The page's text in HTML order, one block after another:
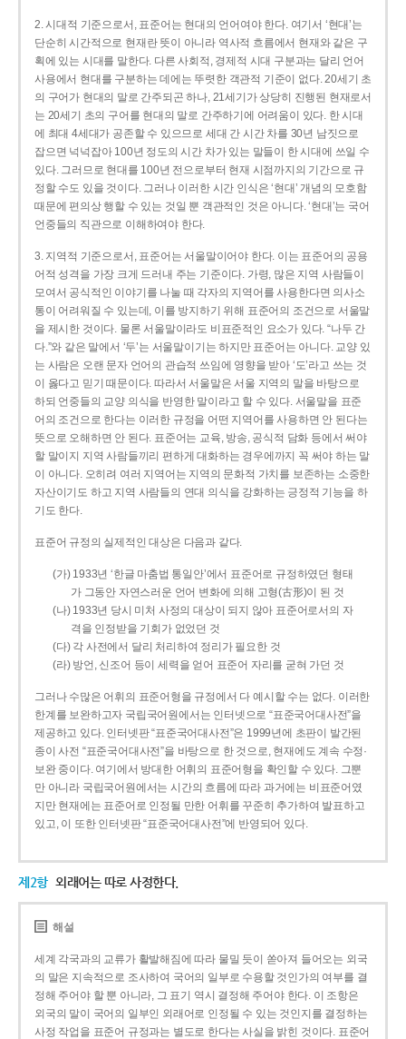
2. 시대적 기준으로서, 표준어는 현대의 언어여야 한다. 여기서 ‘현대’는
단순히 시간적으로 현재란 뜻이 아니라 역사적 흐름에서 현재와 같은 구
획에 있는 시대를 말한다. 다른 사회적, 경제적 시대 구분과는 달리 언어
사용에서 현대를 구분하는 데에는 뚜렷한 객관적 기준이 없다. 20세기 초
의 구어가 현대의 말로 간주되곤 하나, 21세기가 상당히 진행된 현재로서
는 20세기 초의 구어를 현대의 말로 간주하기에 어려움이 있다. 한 시대
에 최대 4세대가 공존할 수 있으므로 세대 간 시간 차를 30년 남짓으로
잡으면 넉넉잡아 100년 정도의 시간 차가 있는 말들이 한 시대에 쓰일 수
있다. 그러므로 현대를 100년 전으로부터 현재 시점까지의 기간으로 규
정할 수도 있을 것이다. 그러나 이러한 시간 인식은 ‘현대’ 개념의 모호함
때문에 편의상 행할 수 있는 것일 뿐 객관적인 것은 아니다. ‘현대’는 국어
언중들의 직관으로 이해하여야 한다.
3. 지역적 기준으로서, 표준어는 서울말이어야 한다. 이는 표준어의 공용
어적 성격을 가장 크게 드러내 주는 기준이다. 가령, 많은 지역 사람들이
모여서 공식적인 이야기를 나눌 때 각자의 지역어를 사용한다면 의사소
통이 어려워질 수 있는데, 이를 방지하기 위해 표준어의 조건으로 서울말
을 제시한 것이다. 물론 서울말이라도 비표준적인 요소가 있다. “나두 간
다.”와 같은 말에서 ‘두’는 서울말이기는 하지만 표준어는 아니다. 교양 있
는 사람은 오랜 문자 언어의 관습적 쓰임에 영향을 받아 ‘도’라고 쓰는 것
이 옳다고 믿기 때문이다. 따라서 서울말은 서울 지역의 말을 바탕으로
하되 언중들의 교양 의식을 반영한 말이라고 할 수 있다. 서울말을 표준
어의 조건으로 한다는 이러한 규정을 어떤 지역어를 사용하면 안 된다는
뜻으로 오해하면 안 된다. 표준어는 교육, 방송, 공식적 담화 등에서 써야
할 말이지 지역 사람들끼리 편하게 대화하는 경우에까지 꼭 써야 하는 말
이 아니다. 오히려 여러 지역어는 지역의 문화적 가치를 보존하는 소중한
자산이기도 하고 지역 사람들의 연대 의식을 강화하는 긍정적 기능을 하
기도 한다.
표준어 규정의 실제적인 대상은 다음과 같다.
(가) 1933년 ‘한글 마춤법 통일안’에서 표준어로 규정하였던 형태
가 그동안 자연스러운 언어 변화에 의해 고형(古形)이 된 것
(나) 1933년 당시 미처 사정의 대상이 되지 않아 표준어로서의 자
격을 인정받을 기회가 없었던 것
(다) 각 사전에서 달리 처리하여 정리가 필요한 것
(라) 방언, 신조어 등이 세력을 얻어 표준어 자리를 굳혀 가던 것
그러나 수많은 어휘의 표준어형을 규정에서 다 예시할 수는 없다. 이러한
한계를 보완하고자 국립국어원에서는 인터넷으로 “표준국어대사전”을
제공하고 있다. 인터넷판 “표준국어대사전”은 1999년에 초판이 발간된
종이 사전 “표준국어대사전”을 바탕으로 한 것으로, 현재에도 계속 수정·
보완 중이다. 여기에서 방대한 어휘의 표준어형을 확인할 수 있다. 그뿐
만 아니라 국립국어원에서는 시간의 흐름에 따라 과거에는 비표준어였
지만 현재에는 표준어로 인정될 만한 어휘를 꾸준히 추가하여 발표하고
있고, 이 또한 인터넷판 “표준국어대사전”에 반영되어 있다.
제2항 외래어는 따로 사정한다.
해설
세계 각국과의 교류가 활발해짐에 따라 물밀 듯이 쏟아져 들어오는 외국
의 말은 지속적으로 조사하여 국어의 일부로 수용할 것인가의 여부를 결
정해 주어야 할 뿐 아니라, 그 표기 역시 결정해 주어야 한다. 이 조항은
외국의 말이 국어의 일부인 외래어로 인정될 수 있는 것인지를 결정하는
사정 작업을 표준어 규정과는 별도로 한다는 사실을 밝힌 것이다. 표준어